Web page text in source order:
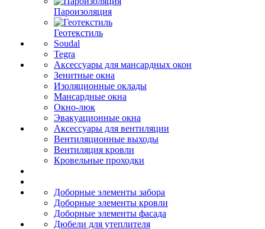
Пароизоляция
Геотекстиль
Soudal
Tegra
Аксессуары для мансардных окон
Зенитные окна
Изоляционные оклады
Мансардные окна
Окно-люк
Эвакуационные окна
Аксессуары для вентиляции
Вентиляционные выходы
Вентиляция кровли
Кровельные проходки
Доборные элементы забора
Доборные элементы кровли
Доборные элементы фасада
Дюбели для утеплителя